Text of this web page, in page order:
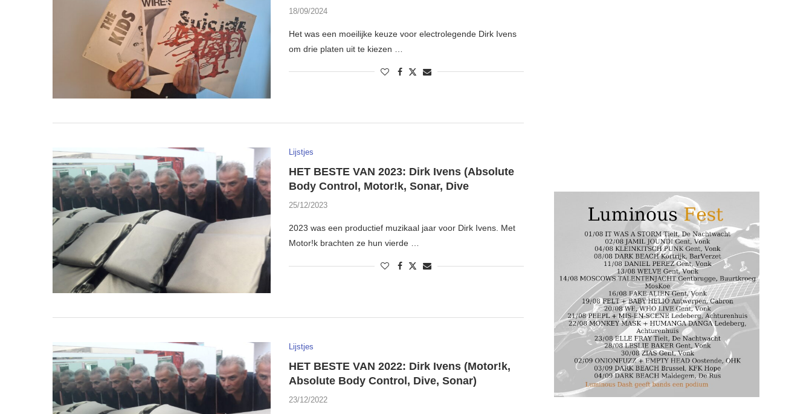
18/09/2024
Het was een moeilijke keuze voor electrolegende Dirk Ivens
om drie platen uit te kiezen …
Lijstjes
HET BESTE VAN 2023: Dirk Ivens (Absolute
Body Control, Motor!k, Sonar, Dive
25/12/2023
2023 was een productief muzikaal jaar voor Dirk Ivens. Met
Motor!k brachten ze hun vierde …
Lijstjes
HET BESTE VAN 2022: Dirk Ivens (Motor!k,
Absolute Body Control, Dive, Sonar)
23/12/2022